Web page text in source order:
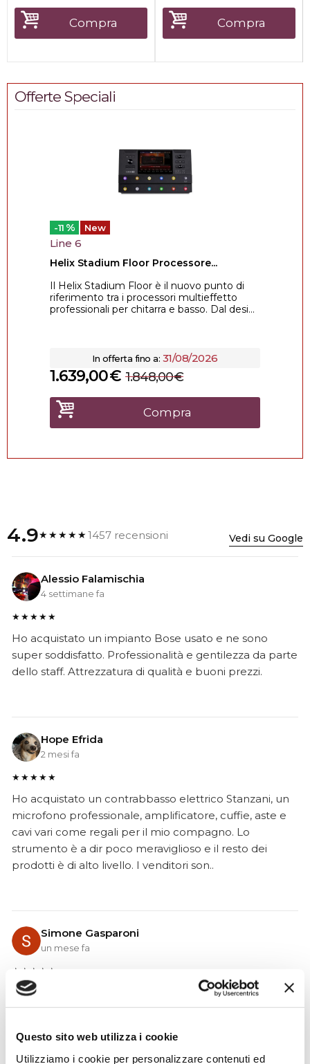
Questo sito web utilizza i cookie
Utilizziamo i cookie per personalizzare contenuti ed
Compra Compra
Offerte Speciali
-11 % New
Line 6
Helix Stadium Floor Processore...
Il Helix Stadium Floor è il nuovo punto di
riferimento tra i processori multieffetto
professionali per chitarra e basso. Dal desi...
In offerta fino a: 31/08/2026
€
1.639,00 €
1.848,00
Compra
4.9★★★★★1457 recensioni Vedi su Google
Alessio Falamischia
4 settimane fa
★★★★★
Ho acquistato un impianto Bose usato e ne sono
super soddisfatto. Professionalità e gentilezza da parte
dello staff. Attrezzatura di qualità e buoni prezzi.
Hope Efrida
2 mesi fa
★★★★★
Ho acquistato un contrabbasso elettrico Stanzani, un
microfono professionale, amplificatore, cuffie, aste e
cavi vari come regali per il mio compagno. Lo
strumento è a dir poco meraviglioso e il resto dei
prodotti è di alto livello. I venditori son..
Simone Gasparoni
un mese fa
★★★★★
Ottima esperienza d’acquisto. Comunicazione
puntuale e cordiale, spedizione rapida e prodotti
sorprese o ritardi. Servizio affidabile e professionale.
Negozio assolutamente consigliato, acqui..